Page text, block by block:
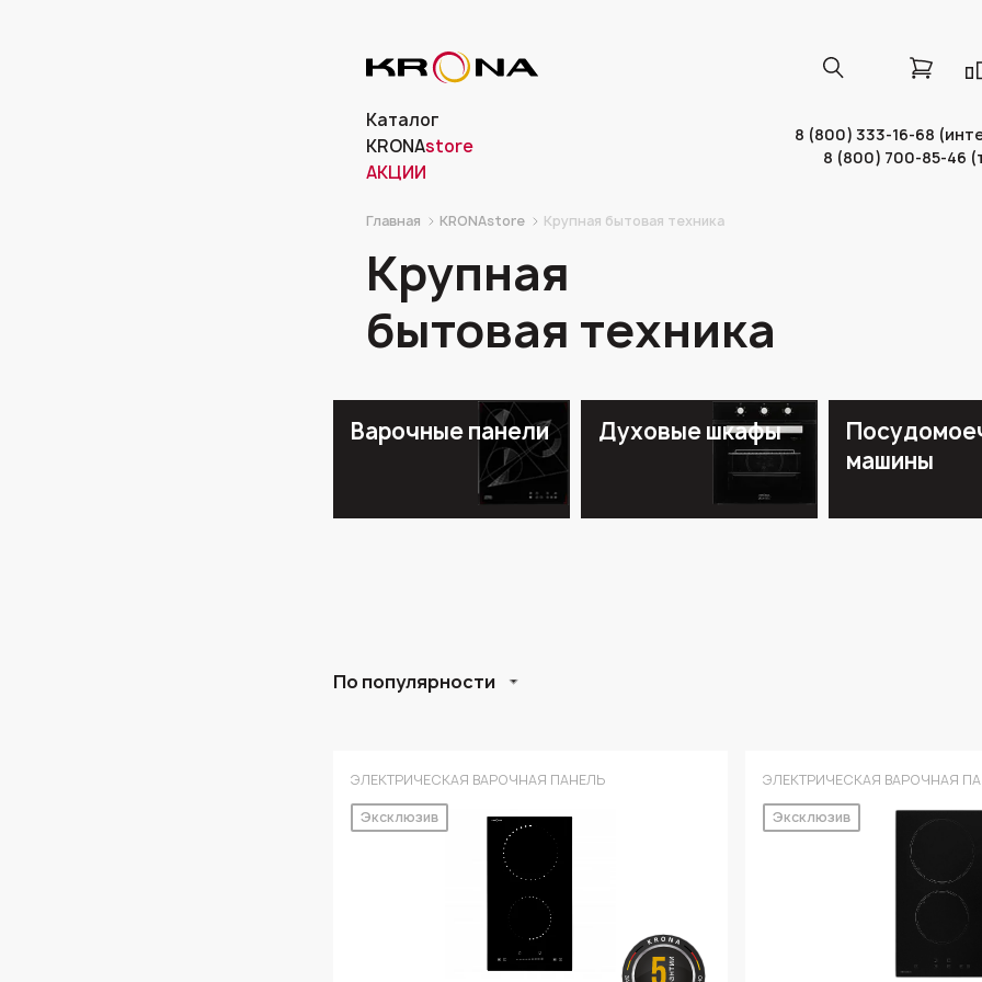
Каталог
KRONAstore
АКЦИИ
8 (800) 333-16-68
8 (800) 700-85-46
Главная KRONAstore Крупная бытовая техника
Крупная
бытовая техника
Варочные панели Духовые шкафы
машины
По популярности
ЭЛЕКТРИЧЕСКАЯ ВАРОЧНАЯ ПАНЕЛЬ
Эксклюзив
ЭЛЕКТРИЧЕСКАЯ ВАРОЧНАЯ
Эксклюзив